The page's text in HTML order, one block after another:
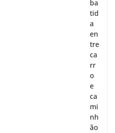
ba
tid
a
en
tre
ca
rr
o
e
ca
mi
nh
ão